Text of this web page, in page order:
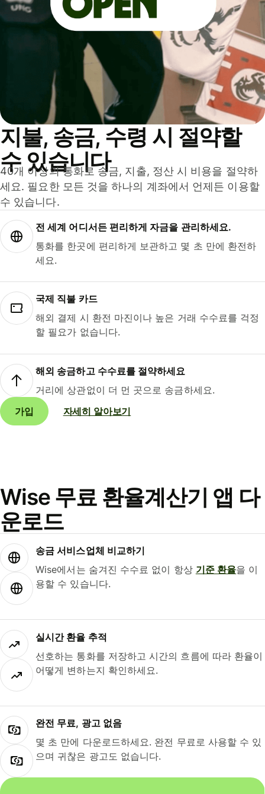
지불, 송금, 수령 시 절약할
수 있습니다
40개 이상의 통화로 송금, 지출, 정산 시 비용을 절약하
세요. 필요한 모든 것을 하나의 계좌에서 언제든 이용할
수 있습니다.
전 세계 어디서든 편리하게 자금을 관리하세요.
통화를 한곳에 편리하게 보관하고 몇 초 만에 환전하
세요.
국제 직불 카드
해외 결제 시 환전 마진이나 높은 거래 수수료를 걱정
할 필요가 없습니다.
해외 송금하고 수수료를 절약하세요
거리에 상관없이 더 먼 곳으로 송금하세요.
가입
자세히 알아보기
Wise 무료 환율계산기 앱 다
운로드
송금 서비스업체 비교하기
Wise에서는 숨겨진 수수료 없이 항상 기준 환율을 이
용할 수 있습니다.
실시간 환율 추적
선호하는 통화를 저장하고 시간의 흐름에 따라 환율이
어떻게 변하는지 확인하세요.
완전 무료, 광고 없음
몇 초 만에 다운로드하세요. 완전 무료로 사용할 수 있
으며 귀찮은 광고도 없습니다.